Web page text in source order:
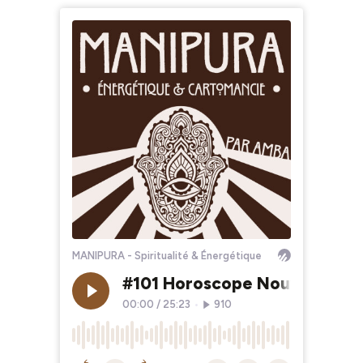
MANIPURA - Spiritualité & Énergétique
#101 Horoscope Nouvelle
00:00 / 25:23 910